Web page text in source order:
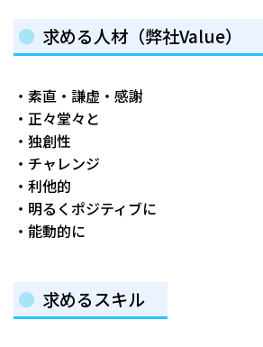
求める人材（弊社Value）
・素直・謙虚・感謝
・正々堂々と
・独創性
・チャレンジ
・利他的
・明るくポジティブに
・能動的に
求めるスキル